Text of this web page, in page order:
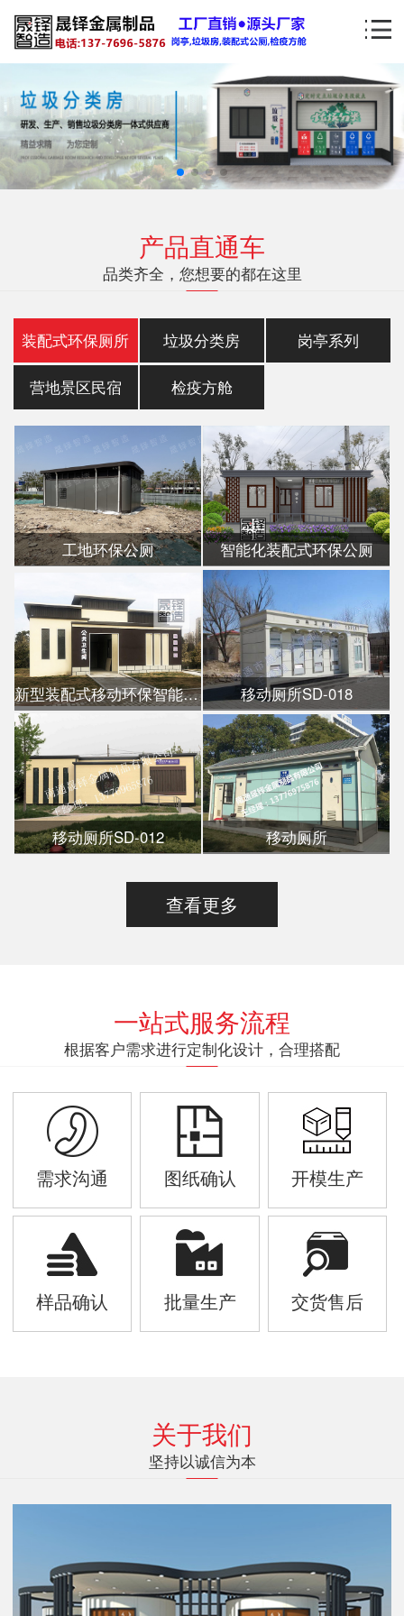
产品直通车
品类齐全，您想要的都在这里
装配式环保厕所 垃圾分类房 岗亭系列
营地景区民宿 检疫方舱
工地环保公厕 智能化装配式环保公厕
新型装配式移动环保智能公厕 移动厕所SD-018
移动厕所SD-012 移动厕所
查看更多
一站式服务流程
根据客户需求进行定制化设计，合理搭配
需求沟通 图纸确认 开模生产
样品确认 批量生产 交货售后
关于我们
坚持以诚信为本